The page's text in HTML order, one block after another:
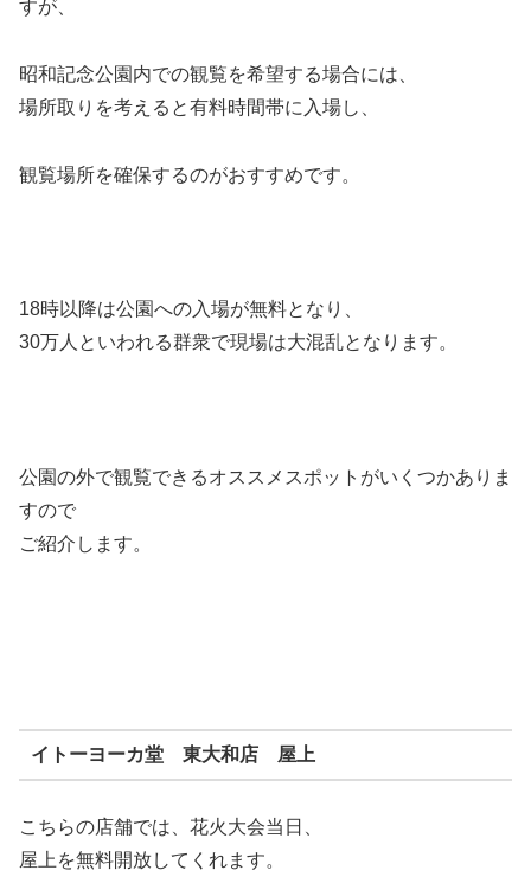
すが、
昭和記念公園内での観覧を希望する場合には、
場所取りを考えると有料時間帯に入場し、
観覧場所を確保するのがおすすめです。
18時以降は公園への入場が無料となり、
30万人といわれる群衆で現場は大混乱となります。
公園の外で観覧できるオススメスポットがいくつかありま
すので
ご紹介します。
イトーヨーカ堂 東大和店 屋上
こちらの店舗では、花火大会当日、
屋上を無料開放してくれます。